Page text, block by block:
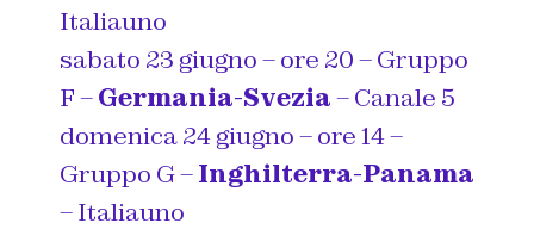
Italiauno
sabato 23 giugno – ore 20 – Gruppo
F –Germania-Svezia– Canale 5
domenica 24 giugno – ore 14 –
Gruppo G –Inghilterra-Panama
– Italiauno